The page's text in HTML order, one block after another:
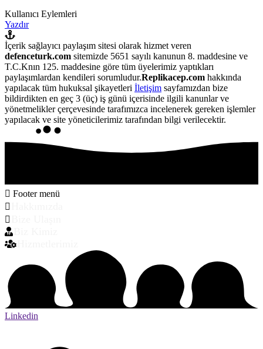
Kullanıcı Eylemleri
Yazdır
İçerik sağlayıcı paylaşım sitesi olarak hizmet veren
defenceturk.com sitemizde 5651 sayılı kanunun 8. maddesine ve
T.C.Knın 125. maddesine göre tüm üyelerimiz yaptıkları
paylaşımlardan kendileri sorumludur.Replikacep.com hakkında
yapılacak tüm hukuksal şikayetleri İletişim sayfamızdan bize
bildirdikten en geç 3 (üç) iş günü içerisinde ilgili kanunlar ve
yönetmelikler çerçevesinde tarafımızca incelenerek gereken işlemler
yapılacak ve site yöneticilerimiz tarafından bilgi verilecektir.
Footer menü
Linkedin